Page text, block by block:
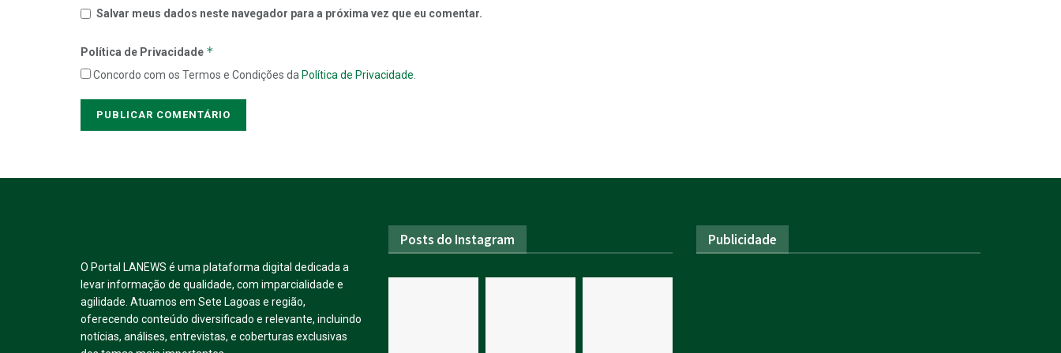
Salvar meus dados neste navegador para a próxima vez que eu comentar.
Política de Privacidade *
Concordo com os Termos e Condições da Política de Privacidade
O Portal LANEWS é uma plataforma digital dedicada a
levar informação de qualidade, com imparcialidade e
agilidade. Atuamos em Sete Lagoas e região,
oferecendo conteúdo diversificado e relevante, incluindo
notícias, análises, entrevistas, e coberturas exclusivas
Posts do Instagram Publicidade